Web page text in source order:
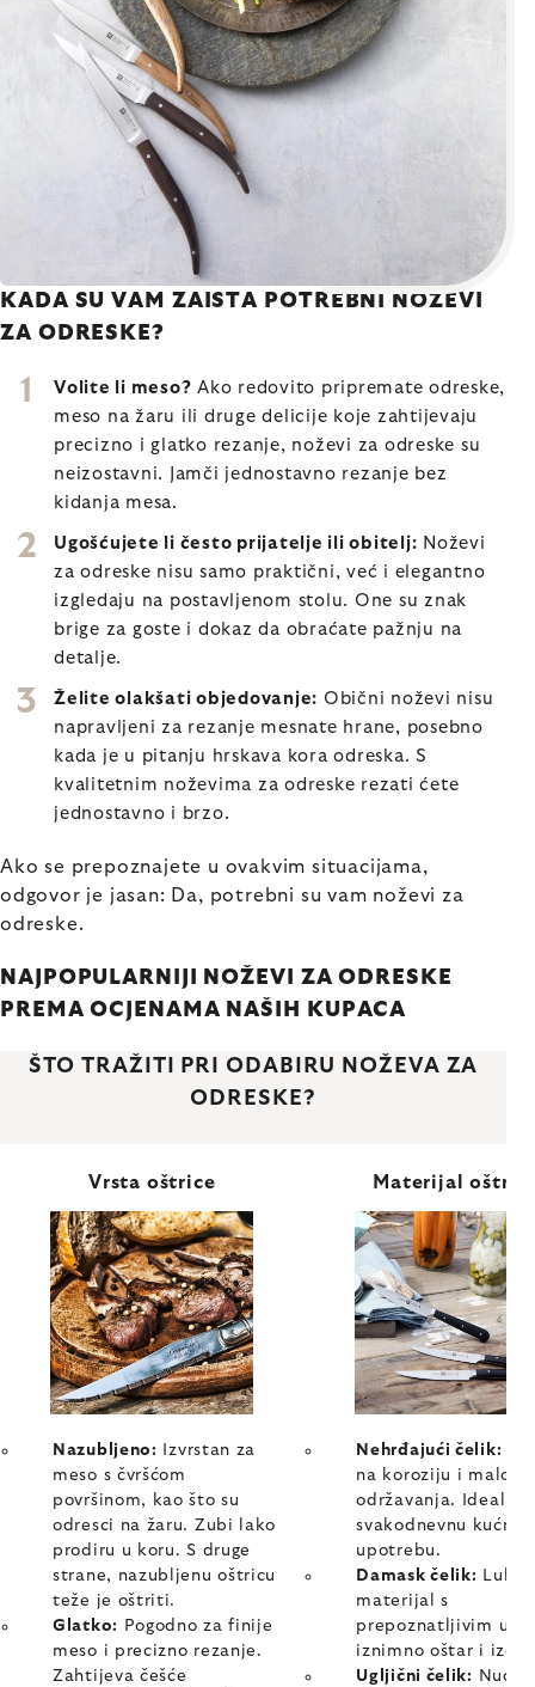
KADA SU VAM ZAISTA POTREBNI NOŽEVI
ZA ODRESKE?
Volite li meso? Ako redovito pripremate odreske,
meso na žaru ili druge delicije koje zahtijevaju
precizno i glatko rezanje, noževi za odreske su
neizostavni. Jamči jednostavno rezanje bez
kidanja mesa.
Ugošćujete li često prijatelje ili obitelj: Noževi
za odreske nisu samo praktični, već i elegantno
izgledaju na postavljenom stolu. One su znak
brige za goste i dokaz da obraćate pažnju na
detalje.
Želite olakšati objedovanje: Obični noževi nisu
napravljeni za rezanje mesnate hrane, posebno
kada je u pitanju hrskava kora odreska. S
kvalitetnim noževima za odreske rezati ćete
jednostavno i brzo.
Ako se prepoznajete u ovakvim situacijama,
odgovor je jasan: Da, potrebni su vam noževi za
odreske.
NAJPOPULARNIJI NOŽEVI ZA ODRESKE
PREMA OCJENAMA NAŠIH KUPACA
ŠTO TRAŽITI PRI ODABIRU NOŽEVA ZA
ODRESKE?
Vrsta oštrice
Nazubljeno:
Izvrstan za
meso s čvršćom
površinom, kao što su
odresci na žaru. Zubi lako
prodiru u koru. S druge
strane, nazubljenu oštricu
teže je oštriti.
Glatko:
Pogodno za finije
meso i precizno rezanje.
Zahtijeva češće
Materijal
Nehrđajući čelik:
na koroziju i malo
održavanja. Idealan
svakodnevnu kućnu
upotrebu.
Damask čelik:
materijal s
prepoznatljivim
iznimno oštar i
Ugljični čelik:
Nudi